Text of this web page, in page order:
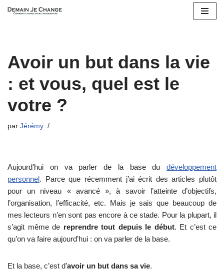
Avoir un but dans la vie
: et vous, quel est le
votre ?
par Jérémy
Aujourd’hui on va parler de la base du développement
personnel. Parce que récemment j’ai écrit des articles plutôt
pour un niveau « avancé », à savoir l’atteinte d’objectifs,
l’organisation, l’efficacité, etc. Mais je sais que beaucoup de
mes lecteurs n’en sont pas encore à ce stade. Pour la plupart, il
s’agit même de reprendre tout depuis le début. Et c’est ce
qu’on va faire aujourd’hui : on va parler de la base.
Et la base, c’est d’avoir un but dans sa vie.